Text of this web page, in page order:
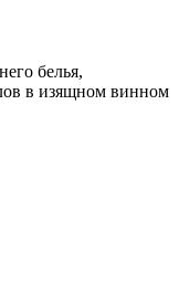
белья,
в изящном винном